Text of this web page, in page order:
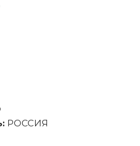
РОССИЯ